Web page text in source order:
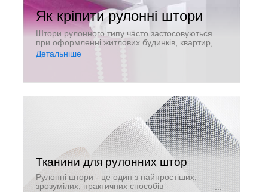
Як кріпити рулонні штори
Штори рулонного типу часто застосовуються
при оформленні житлових будинків, квартир,
а також офісних приміщень. Вони
виглядають стильно і акуратно, не займають
які використовуються для вікон різних форм,
Детальніше
Тканини для рулонних штор
Рулонні штори - це один з найпростіших,
зрозумілих, практичних способів